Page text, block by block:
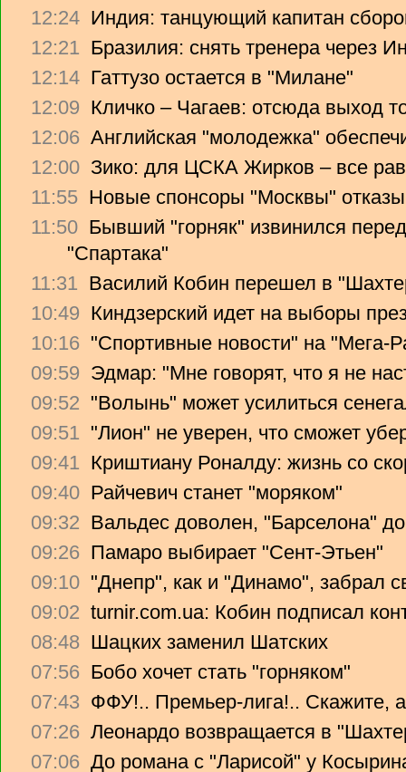
12:24 Индия: танцующий капитан
12:21 Бразилия: снять тренера через
12:14 Гаттузо остается в "Милане"
12:09 Кличко – Чагаев: отсюда выход
12:06 Английская "молодежка"
12:00 Зико: для ЦСКА Жирков – все
11:55 Новые спонсоры "Москвы"
11:50 Бывший "горняк" извинился
"Спартака"
11:31 Василий Кобин перешел в
10:49 Киндзерский идет на выборы
10:16 "Спортивные новости" на "Мега-
09:59 Эдмар: "Мне говорят, что я не
09:52 "Волынь" может усилиться
09:51 "Лион" не уверен, что сможет
09:41 Криштиану Роналду: жизнь со
09:40 Райчевич станет "моряком"
09:32 Вальдес доволен, "Барселона"
09:26 Памаро выбирает "Сент-Этьен"
09:10 "Днепр", как и "Динамо", забрал
09:02 turnir.com.ua: Кобин подписал
08:48 Шацких заменил Шатских
07:56 Бобо хочет стать "горняком"
07:43 ФФУ!.. Премьер-лига!.. Скажите,
07:26 Леонардо возвращается в
07:06 До романа с "Ларисой" у